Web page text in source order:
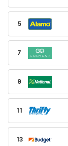
5
7
9
11
13